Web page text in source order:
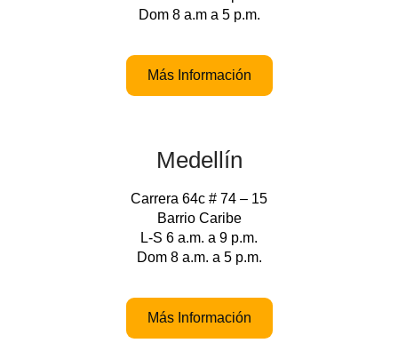
Dom 8 a.m a 5 p.m.
Más Información
Medellín
Carrera 64c # 74 – 15
Barrio Caribe
L-S 6 a.m. a 9 p.m.
Dom 8 a.m. a 5 p.m.
Más Información